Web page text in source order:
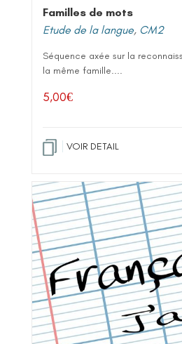
Familles de mots
Etude de la langue, CM2
Séquence axée sur la
la même famille....
5,00€
VOIR DETAIL